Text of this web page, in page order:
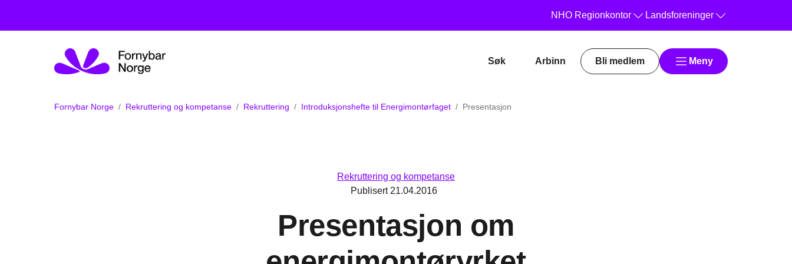
NHO Regionkontor Landsforeninger
Søk Arbinn Bli medlem Meny
Fornybar Norge Rekruttering og kompetanse Rekruttering Introduksjonshefte til Energimontørfaget Presentasjon
Rekruttering og kompetanse
Publisert21.04.2016
Presentasjon om